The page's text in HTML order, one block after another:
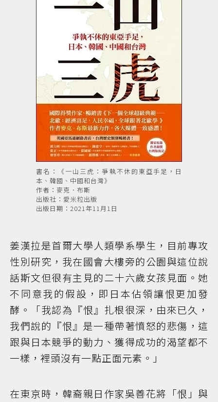
書名：《一山三虎：爭執不休的東亞手足，日
本、韓國、中國和台灣》
作者：麥克．布斯
出版社：愛米粒出版
出版日期：2021年11月1日
姜漢拉是首爾大學人類學系學生，目前專攻
性別研究，我在國會大樓旁的公園與這位說
話斯文但很有主見的二十六歲女孩見面。她
不同意我的假設，即日本佔領讓恨更加發
酵。「我認為『恨』扎根很深，由來已久，
我們說的『恨』是一種帶著憤怒的悲傷，這
跟與日本競爭的動力、獲得成功的渴望都不
一樣，裡頭沒有一點正面元素。」
在東京時，韓裔親日作家吳善花將「恨」與